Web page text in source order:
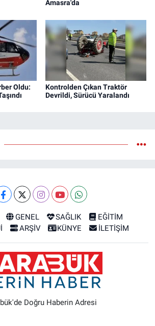
Amasra'da
Oldu:
Kontrolden Çıkan Traktör
Devrildi, Sürücü Yaralandı
GENEL SAĞLIK
EĞİTİM
ARŞİV KÜNYE İLETİŞİM
Doğru Haberin Adresi